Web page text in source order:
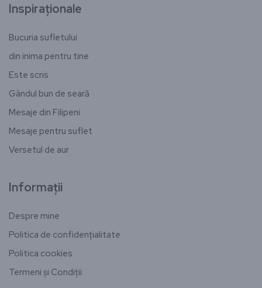
Inspiraționale
Bucuria sufletului
din inima pentru tine
Este scris
Gândul bun de seară
Mesaje din Filipeni
Mesaje pentru suflet
Versetul de aur
Informații
Despre mine
Politica de confidențialitate
Politica cookies
Termeni și Condiții